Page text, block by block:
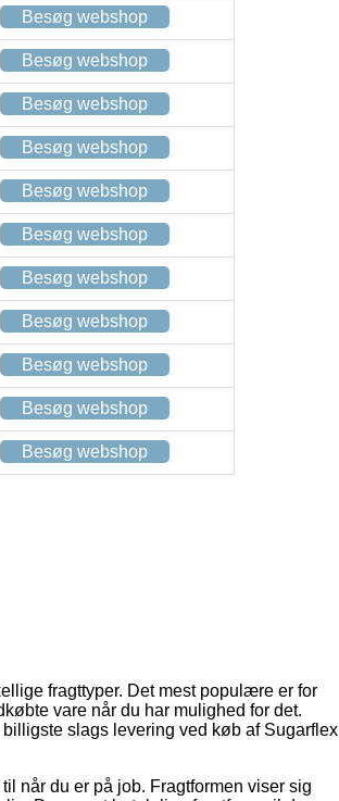
Besøg webshop
Besøg webshop
Besøg webshop
Besøg webshop
Besøg webshop
Besøg webshop
Besøg webshop
Besøg webshop
Besøg webshop
Besøg webshop
Besøg webshop
fragttyper. Det mest populære er for
vare når du har mulighed for det.
slags levering ved køb af Sugarflex
når du er på job. Fragtformen viser sig